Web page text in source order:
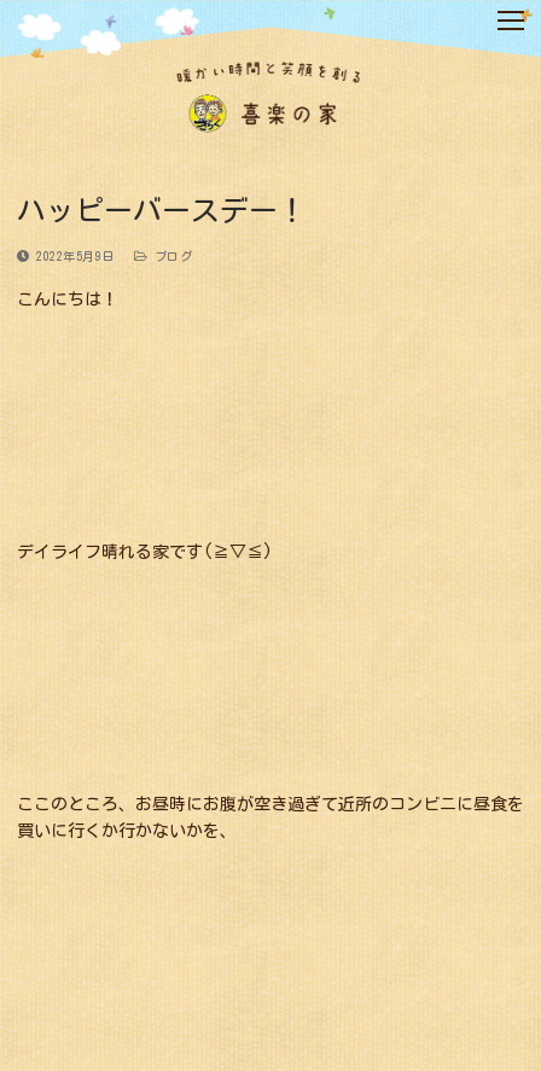
テ
ン
ツ
へ
ス
キ
プ
ハッピーバースデー！
2022年5月9日 ブログ
こんにちは！
デイライフ晴れる家です(≧▽≦)
ここのところ、お昼時にお腹が空き過ぎて近所のコンビニに昼食を
買いに行くか行かないかを、